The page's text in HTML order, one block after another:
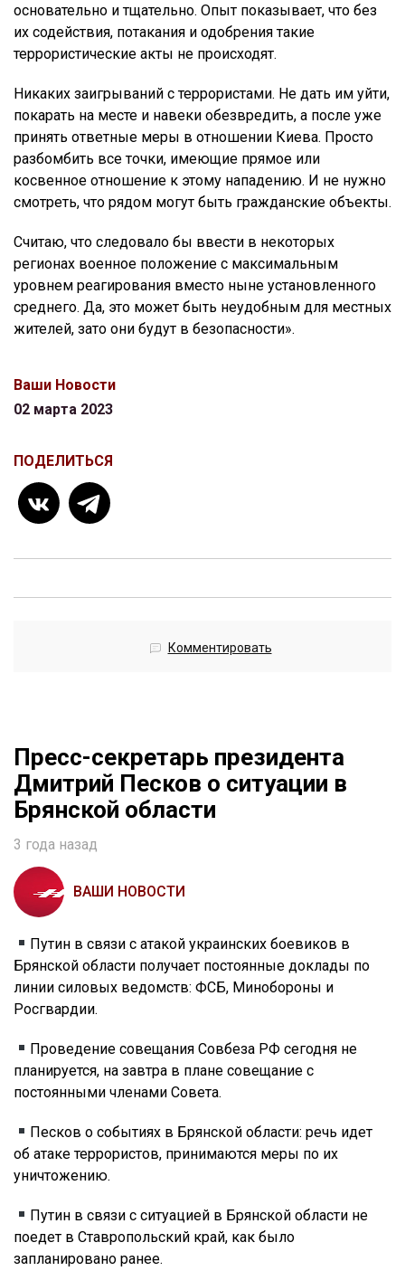
основательно и тщательно. Опыт показывает, что без
их содействия, потакания и одобрения такие
террористические акты не происходят.
Никаких заигрываний с террористами. Не дать им уйти,
покарать на месте и навеки обезвредить, а после уже
принять ответные меры в отношении Киева. Просто
разбомбить все точки, имеющие прямое или
косвенное отношение к этому нападению. И не нужно
смотреть, что рядом могут быть гражданские объекты.
Считаю, что следовало бы ввести в некоторых
регионах военное положение с максимальным
уровнем реагирования вместо ныне установленного
среднего. Да, это может быть неудобным для местных
жителей, зато они будут в безопасности».
Ваши Новости
02 марта 2023
ПОДЕЛИТЬСЯ
Комментировать
Пресс-секретарь президента
Дмитрий Песков о ситуации в
Брянской области
3 года назад
ВАШИ НОВОСТИ
Путин в связи с атакой украинских боевиков в
Брянской области получает постоянные доклады по
линии силовых ведомств: ФСБ, Минобороны и
Росгвардии.
Проведение совещания Совбеза РФ сегодня не
планируется, на завтра в плане совещание с
постоянными членами Совета.
Песков о событиях в Брянской области: речь идет
об атаке террористов, принимаются меры по их
уничтожению.
Путин в связи с ситуацией в Брянской области не
поедет в Ставропольский край, как было
запланировано ранее.